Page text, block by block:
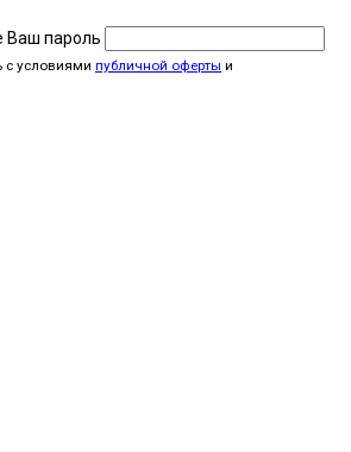
Ваш пароль
с условиями публичной оферты и